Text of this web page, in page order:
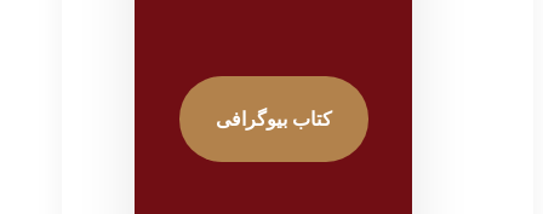
کتاب بیوگرافی